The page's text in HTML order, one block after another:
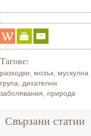
Тагове:
разходки мозък мускулна
група
дихателни
заболявания
природа
Свързани статии